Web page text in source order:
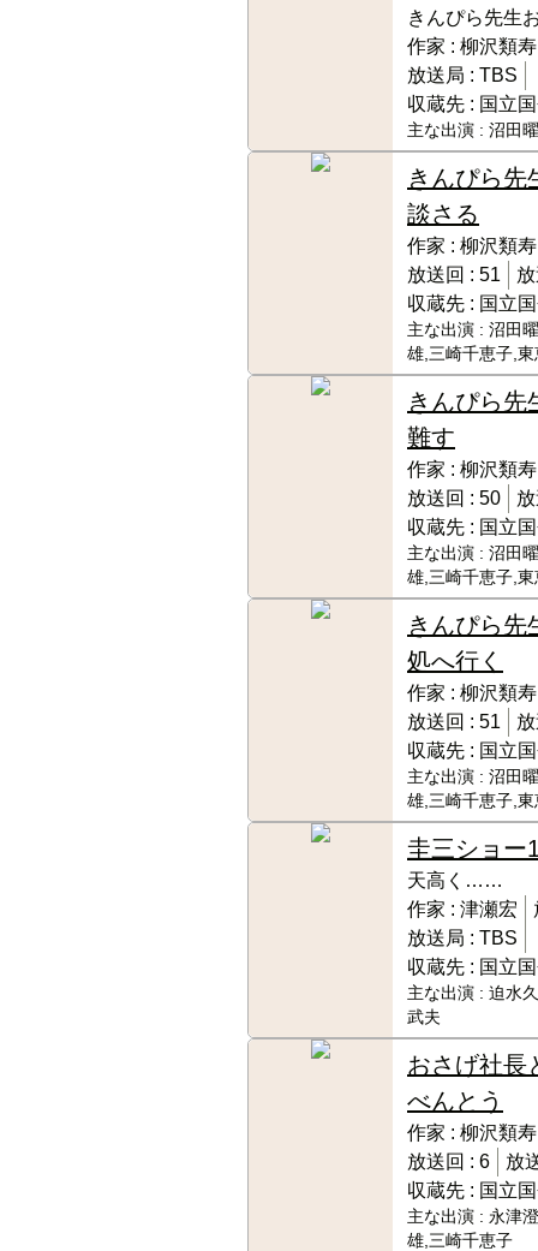
きんぴら先生
作家 : 柳沢類寿
放送局 : TBS
収蔵先 : 国立
主な出演 : 沼田
きんぴら先
談さる
作家 : 柳沢類
放送回 : 51
収蔵先 : 国立
主な出演 : 沼田
雄,三崎千恵子,東
きんぴら先
難す
作家 : 柳沢類
放送回 : 50
収蔵先 : 国立
主な出演 : 沼田
雄,三崎千恵子,東
きんぴら先
処へ行く
作家 : 柳沢類
放送回 : 51
収蔵先 : 国立
主な出演 : 沼田
雄,三崎千恵子,東
圭三ショー
天高く……
作家 : 津瀬宏
放送局 : TBS
収蔵先 : 国立
主な出演 : 迫水
武夫
おさげ社長
べんとう
作家 : 柳沢類
放送回 : 6
放
収蔵先 : 国立
主な出演 : 永津
雄,三崎千恵子